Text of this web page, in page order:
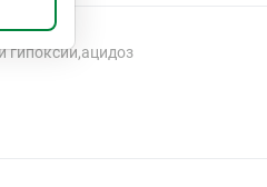
гипоксии,ацидоз